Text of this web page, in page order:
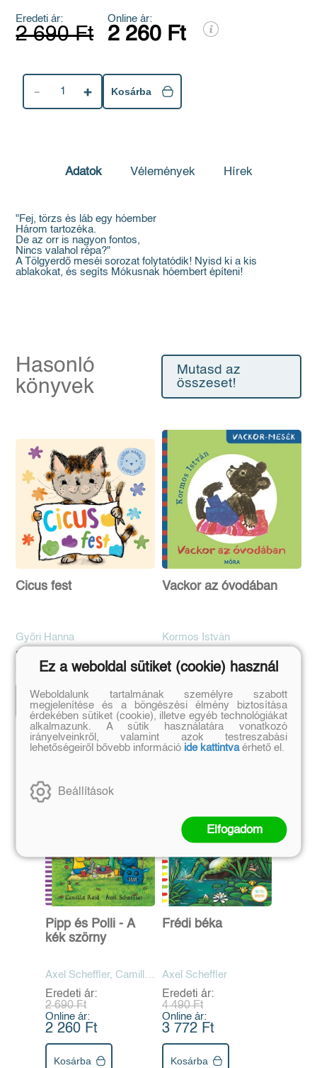
Eredeti ár:
2 690 Ft
Online ár:
2 260 Ft
1 Kosárba
Adatok Vélemények Hírek
"Fej, törzs és láb egy hóember
Három tartozéka.
De az orr is nagyon fontos,
Nincs valahol répa?"
A Tölgyerdő meséi sorozat folytatódik! Nyisd ki a kis
ablakokat, és segíts Mókusnak hóembert építeni!
Hasonló
könyvek
Mutasd az
összeset!
Cicus fest
Győri Hanna
Eredeti ár:
2 990 Ft
2 691 Ft
Előrendelem
Vackor az óvodában
Kormos István
1 999 Ft
1 799 Ft
Előrendelem
Szerző további művei
Pipp és Polli - A
kék szörny
Axel Scheffler, Camilla
Reid
Eredeti ár:
2 690 Ft
Online ár:
2 260 Ft
Kosárba
Frédi béka
Axel Scheffler
Eredeti ár:
4 490 Ft
Online ár:
3 772 Ft
Kosárba
Ez a weboldal sütiket (cookie) használ
Weboldalunk tartalmának személyre szabott
megjelenítése és a böngészési élmény biztosítása
érdekében sütiket (cookie), illetve egyéb technológiákat
alkalmazunk. A sütik használatára vonatkozó
irányelveinkről, valamint azok testreszabási
lehetőségeiről bővebb információ ide kattintvaérhető el.
Beállítások
Elfogadom